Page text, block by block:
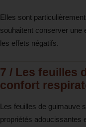
Elles sont
souhaitent conserver une
les effets négatifs.
7 / Les feuilles
confort
Les feuilles de guimauve
propriétés adoucissantes